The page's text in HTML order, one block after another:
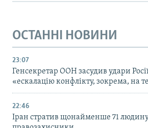
ОСТАННІ НОВИНИ
23:07
Генсекретар ООН засудив удари
«ескалацію конфлікту, зокрема, на
22:46
Іран стратив щонайменше 71